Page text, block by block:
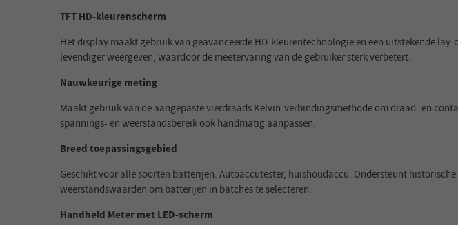
TFT HD-kleurenscherm
Het display maakt gebruik van geavanceerde HD-kleurentechnologie en een uitstekende
levendiger weergeven, waardoor de meetervaring van de gebruiker sterk verbetert.
Nauwkeurige meting
Maakt gebruik van de aangepaste vierdraads Kelvin-verbindingsmethode om draad- en
spannings- en weerstandsbereik ook handmatig aanpassen.
Breed toepassingsgebied
Geschikt voor alle soorten batterijen. Autoaccutester, huishoudaccu. Ondersteunt
weerstandswaarden om batterijen in batches te selecteren.
Handheld Meter met LED-scherm